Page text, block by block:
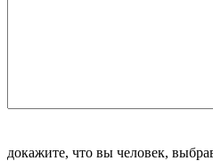
докажите, что вы человек,